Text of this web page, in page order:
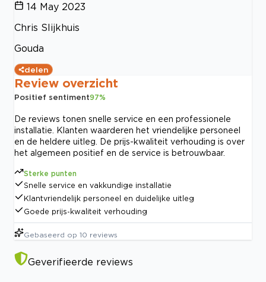
14 May 2023
Chris Slijkhuis
Gouda
delen
Review overzicht
Positief sentiment97%
De reviews tonen snelle service en een professionele
installatie. Klanten waarderen het vriendelijke personeel
en de heldere uitleg. De prijs-kwaliteit verhouding is over
het algemeen positief en de service is betrouwbaar.
Sterke punten
Snelle service en vakkundige installatie
Klantvriendelijk personeel en duidelijke uitleg
Goede prijs-kwaliteit verhouding
Gebaseerd op 10 reviews
Geverifieerde reviews